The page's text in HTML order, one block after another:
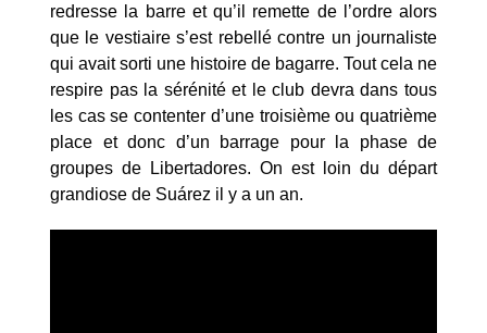
redresse la barre et qu’il remette de l’ordre alors
que le vestiaire s’est rebellé contre un journaliste
qui avait sorti une histoire de bagarre. Tout cela ne
respire pas la sérénité et le club devra dans tous
les cas se contenter d’une troisième ou quatrième
place et donc d’un barrage pour la phase de
groupes de Libertadores. On est loin du départ
grandiose de Suárez il y a un an.